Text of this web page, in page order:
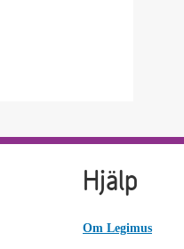
Hjälp
Om Legimus